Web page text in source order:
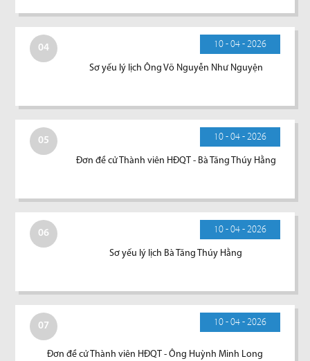
04 10 - 04 - 2026
Sơ yếu lý lịch Ông Võ Nguyễn Như Nguyện
05 10 - 04 - 2026
Đơn đề cử Thành viên HĐQT - Bà Tăng Thúy Hằng
06 10 - 04 - 2026
Sơ yếu lý lịch Bà Tăng Thúy Hằng
07 10 - 04 - 2026
Đơn đề cử Thành viên HĐQT - Ông Huỳnh Minh Long